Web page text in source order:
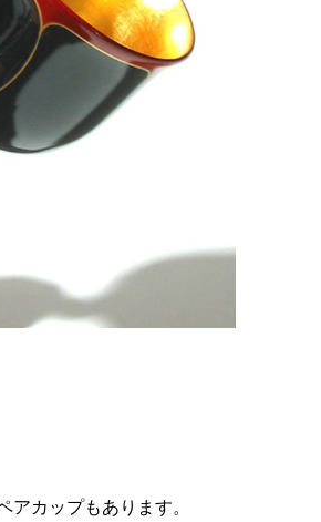
アカップもあります。